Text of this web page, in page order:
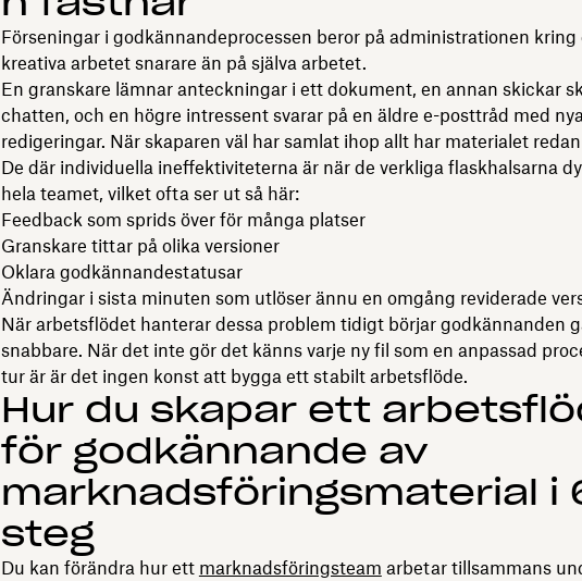
Förseningar i godkännandeprocessen beror på administrationen kring
kreativa arbetet snarare än på själva arbetet.
En granskare lämnar anteckningar i ett dokument, en annan skickar
chatten, och en högre intressent svarar på en äldre e-posttråd med
redigeringar. När skaparen väl har samlat ihop allt har materialet
De där individuella ineffektiviteterna är när de verkliga flaskhalsarna
hela teamet, vilket ofta ser ut så här:
Feedback som sprids över för många platser
Granskare tittar på olika versioner
Oklara godkännandestatusar
Ändringar i sista minuten som utlöser ännu en omgång reviderade
När arbetsflödet hanterar dessa problem tidigt börjar godkännanden
snabbare. När det inte gör det känns varje ny fil som en anpassad
tur är är det ingen konst att bygga ett stabilt arbetsflöde.
Hur du skapar ett
för godkännande av
marknadsföringsmaterial i
steg
Du kan förändra hur ett marknadsföringsteam arbetar tillsammans